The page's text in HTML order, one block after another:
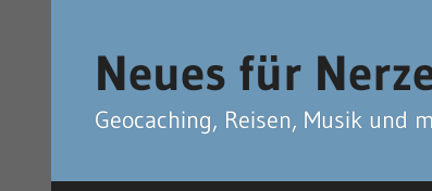
Neues für
Geocaching, Reisen, Musik und